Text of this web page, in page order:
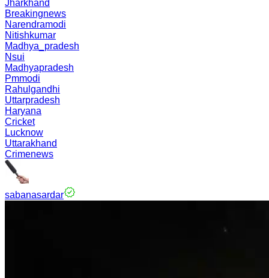
Jharkhand
Breakingnews
Narendramodi
Nitishkumar
Madhya_pradesh
Nsui
Madhyapradesh
Pmmodi
Rahulgandhi
Uttarpradesh
Haryana
Cricket
Lucknow
Uttarakhand
Crimenews
sabanasardar